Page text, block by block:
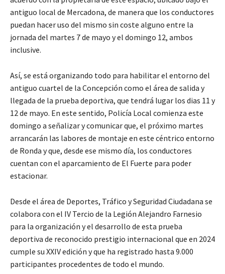
antiguo local de Mercadona, de manera que los conductores
puedan hacer uso del mismo sin coste alguno entre la
jornada del martes 7 de mayo y el domingo 12, ambos
inclusive.
Así, se está organizando todo para habilitar el entorno del
antiguo cuartel de la Concepción como el área de salida y
llegada de la prueba deportiva, que tendrá lugar los dias 11 y
12 de mayo. En este sentido, Policía Local comienza este
domingo a señalizar y comunicar que, el próximo martes
arrancarán las labores de montaje en este céntrico entorno
de Ronda y que, desde ese mismo día, los conductores
cuentan con el aparcamiento de El Fuerte para poder
estacionar.
Desde el área de Deportes, Tráfico y Seguridad Ciudadana se
colabora con el IV Tercio de la Legión Alejandro Farnesio
para la organización y el desarrollo de esta prueba
deportiva de reconocido prestigio internacional que en 2024
cumple su XXIV edición y que ha registrado hasta 9.000
participantes procedentes de todo el mundo.